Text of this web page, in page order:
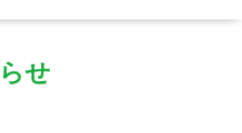
せ